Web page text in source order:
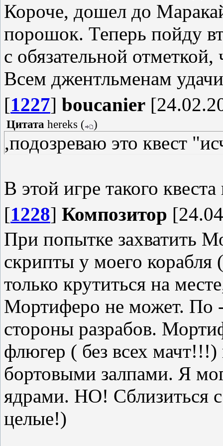
Короче, дошел до
порошок. Теперь пойду
с обязательной
Всем джентльменам
[1227] boucanier
Цитата hereks ( )
,подозреваю это квест
В этой игре такого квеста
[1228] Композитор
При попытке захватить
скрипты у моего
только крутиться на
Мортиферо не может. По
стороны разрабов.
флюгер ( без всех
бортовыми залпами. Я
ядрами. НО! Сблизиться
целые!)